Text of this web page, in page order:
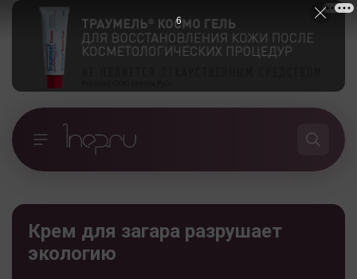
Крем для загара разрушает
экологию
5